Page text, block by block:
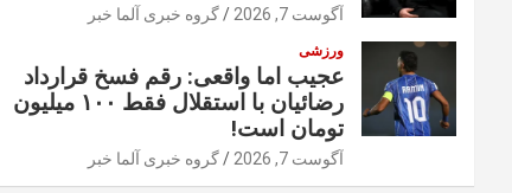
آگوست 7, 2026 گروه خبری آلما خبر
ورزشی
عجیب اما واقعی: رقم فسخ قرارداد
رضائیان با استقلال فقط ۱۰۰ میلیون
تومان است!
آگوست 7, 2026 گروه خبری آلما خبر